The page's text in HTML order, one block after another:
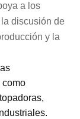
a los
discusión de
y la
como